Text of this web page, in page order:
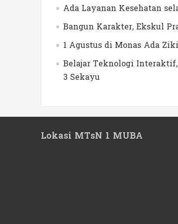
Ada Layanan Kesehatan
Bangun Karakter, Ekskul
1 Agustus di Monas Ada
Belajar Teknologi
3 Sekayu
Lokasi MTsN 1 MUBA